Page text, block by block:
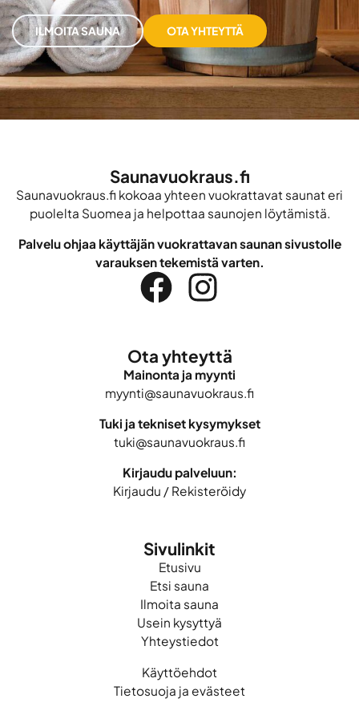
ILMOITA SAUNA OTA YHTEYTTÄ
Saunavuokraus.fi
Saunavuokraus.fi kokoaa yhteen vuokrattavat saunat eri
puolelta Suomea ja helpottaa saunojen löytämistä.
Palvelu ohjaa käyttäjän vuokrattavan saunan sivustolle
varauksen tekemistä varten.
Ota yhteyttä
Mainonta ja myynti
myynti@saunavuokraus.fi
Tuki ja tekniset kysymykset
tuki@saunavuokraus.fi
Kirjaudu palveluun:
Kirjaudu / Rekisteröidy
Sivulinkit
Etusivu
Etsi sauna
Ilmoita sauna
Usein kysyttyä
Yhteystiedot
Käyttöehdot
Tietosuoja ja evästeet